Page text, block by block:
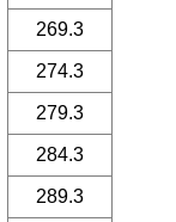
269.3
274.3
279.3
284.3
289.3